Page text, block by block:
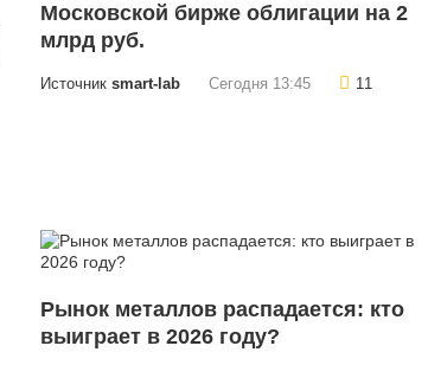
Московской бирже облигации на 2
млрд руб.
Источник smart-lab Сегодня 13:45 11
Рынок металлов распадается: кто
выиграет в 2026 году?